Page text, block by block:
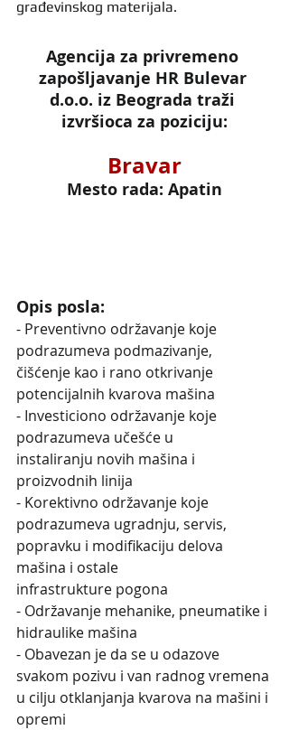
građevinskog materijala.
Agencija za privremeno
zapošljavanje HR Bulevar
d.o.o. iz Beograda traži
izvršioca za poziciju:
Bravar
Mesto rada: Apatin
Opis posla:
- Preventivno održavanje koje
podrazumeva podmazivanje,
čišćenje kao i rano otkrivanje
potencijalnih kvarova mašina
- Investiciono održavanje koje
podrazumeva učešće u
instaliranju novih mašina i
proizvodnih linija
- Korektivno održavanje koje
podrazumeva ugradnju, servis,
popravku i modifikaciju delova
mašina i ostale
infrastrukture pogona
- Održavanje mehanike, pneumatike i
hidraulike mašina
- Obavezan je da se u odazove
svakom pozivu i van radnog vremena
u cilju otklanjanja kvarova na mašini i
opremi